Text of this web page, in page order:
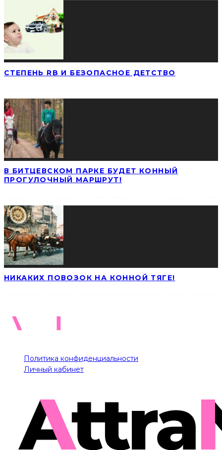
СТЕПЕНЬ RB И БЕЗОПАСНОЕ ДЕТСТВО
В БИТЦЕВСКОМ ПАРКЕ БУДЕТ КОННЫЙ
ПРОГУЛОЧНЫЙ МАРШРУТ!
НИКАКИХ ПОВОЗОК НА КОННОЙ ТЯГЕ!
Политика конфиденциальности
Личный кабинет